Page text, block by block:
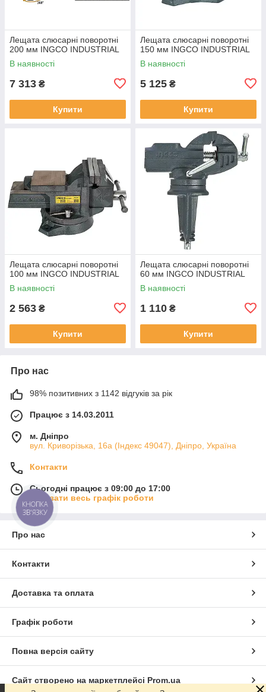
Лещата слюсарні поворотні
200 мм INGCO INDUSTRIAL
В наявності
7 313 ₴
Купити
Лещата слюсарні поворотні
150 мм INGCO INDUSTRIAL
В наявності
5 125 ₴
Купити
Лещата слюсарні поворотні
100 мм INGCO INDUSTRIAL
В наявності
2 563 ₴
Купити
Лещата слюсарні поворотні
60 мм INGCO INDUSTRIAL
В наявності
1 110 ₴
Купити
Про нас
98% позитивних з 1142 відгуків за рік
Працює з 14.03.2011
м. Дніпро
вул. Криворізька, 16а (Індекс 49047), Дніпро, Україна
Контакти
Сьогодні працює з 09:00 до 17:00
Показати весь графік роботи
Про нас
Контакти
Доставка та оплата
Графік роботи
Повна версія сайту
Сайт створено на маркетплейсі Prom.ua
КНОПКА
ЗВ'ЯЗКУ